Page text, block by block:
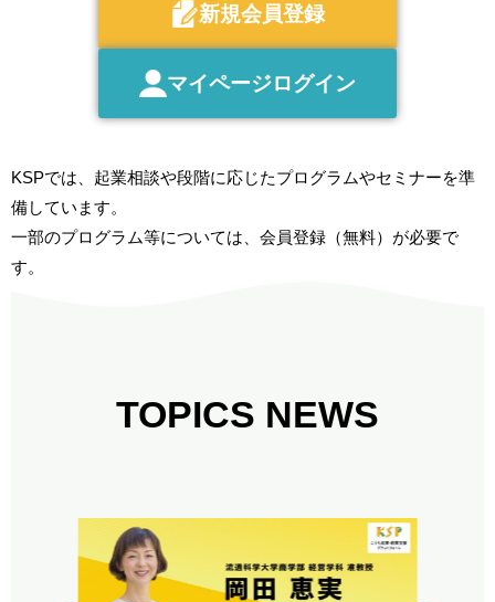
新規会員登録
マイページログイン
KSPでは、起業相談や段階に応じたプログラムやセミナーを準
備しています。
一部のプログラム等については、会員登録（無料）が必要で
す。
TOPICS NEWS